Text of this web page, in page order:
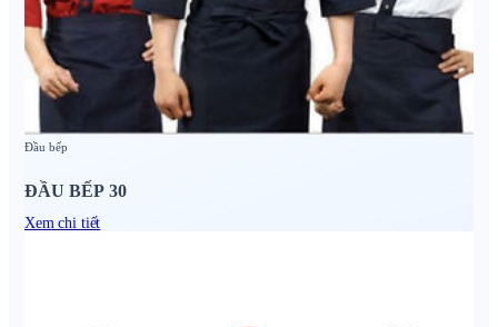
Đầu bếp
ĐẦU BẾP 30
Xem chi tiết